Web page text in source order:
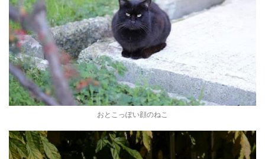
おとこっぽい顔のねこ